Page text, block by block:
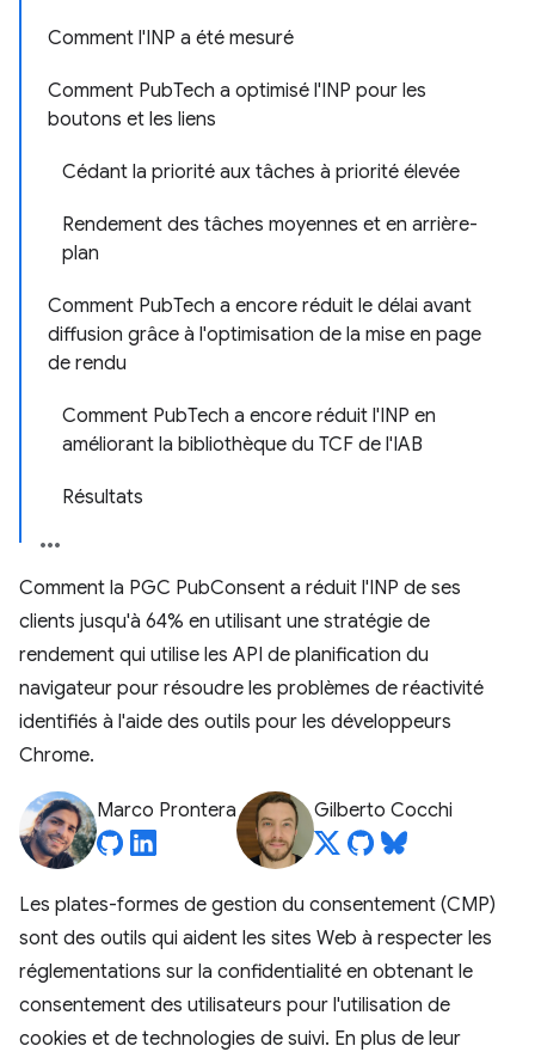
Comment l'INP a été mesuré
Comment PubTech a optimisé l'INP pour les
boutons et les liens
Cédant la priorité aux tâches à priorité élevée
Rendement des tâches moyennes et en arrière-
plan
Comment PubTech a encore réduit le délai avant
diffusion grâce à l'optimisation de la mise en page
de rendu
Comment PubTech a encore réduit l'INP en
améliorant la bibliothèque du TCF de l'IAB
Résultats
Comment la PGC PubConsent a réduit l'INP de ses
clients jusqu'à 64% en utilisant une stratégie de
rendement qui utilise les API de planification du
navigateur pour résoudre les problèmes de réactivité
identifiés à l'aide des outils pour les développeurs
Chrome.
Marco Prontera Gilberto Cocchi
Les plates-formes de gestion du consentement (CMP)
sont des outils qui aident les sites Web à respecter les
réglementations sur la confidentialité en obtenant le
consentement des utilisateurs pour l'utilisation de
cookies et de technologies de suivi. En plus de leur